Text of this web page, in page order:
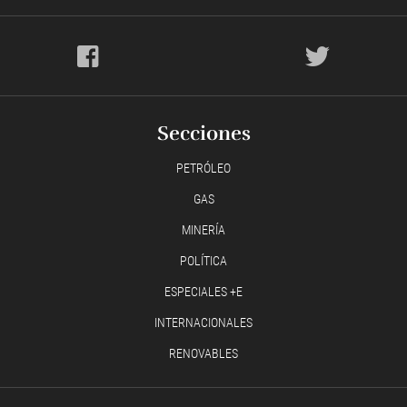
Secciones
PETRÓLEO
GAS
MINERÍA
POLÍTICA
ESPECIALES +E
INTERNACIONALES
RENOVABLES